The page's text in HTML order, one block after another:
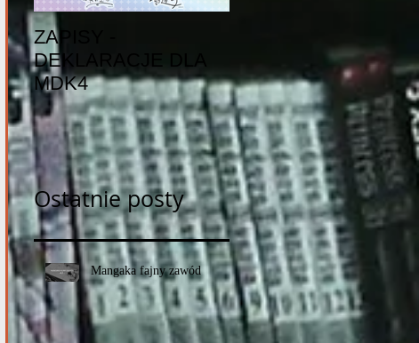
ZAPISY -
DEKLARACJE DLA
MDK4
Ostatnie posty
Mangaka fajny zawód